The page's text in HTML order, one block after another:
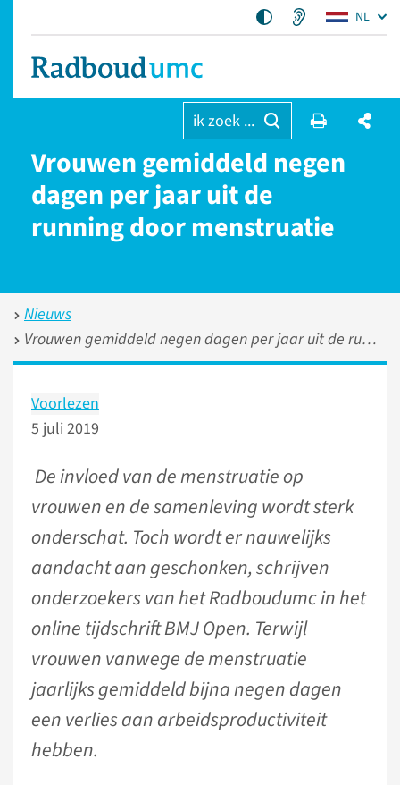
NL
ik zoek ...
Vrouwen gemiddeld negen
dagen per jaar uit de
running door menstruatie
Nieuws
Vrouwen gemiddeld negen dagen per jaar uit de running door menstruatie
Voorlezen
5 juli 2019
De invloed van de menstruatie op
vrouwen en de samenleving wordt sterk
onderschat. Toch wordt er nauwelijks
aandacht aan geschonken, schrijven
onderzoekers van het Radboudumc in het
online tijdschrift BMJ Open. Terwijl
vrouwen vanwege de menstruatie
jaarlijks gemiddeld bijna negen dagen
een verlies aan arbeidsproductiviteit
hebben.